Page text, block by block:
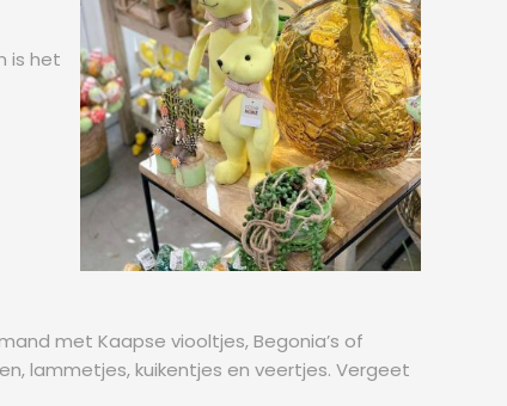
is het
met Kaapse viooltjes, Begonia’s of
lammetjes, kuikentjes en veertjes. Vergeet